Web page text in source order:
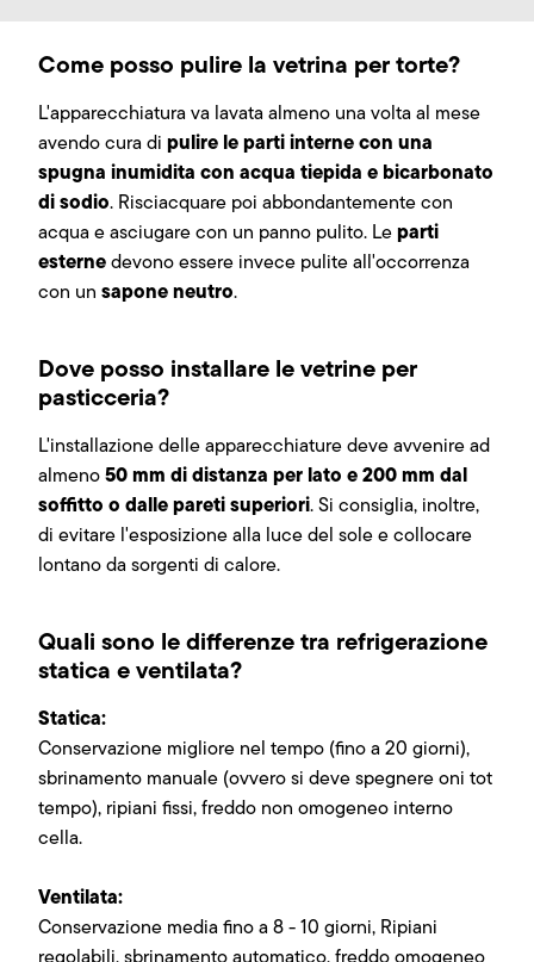
Come posso pulire la vetrina per torte?
L'apparecchiatura va lavata almeno una volta al mese
avendo cura di pulire le parti interne con una
spugna inumidita con acqua tiepida e bicarbonato
di sodio. Risciacquare poi abbondantemente con
acqua e asciugare con un panno pulito. Leparti
esternedevono essere invece pulite all'occorrenza
con un sapone neutro.
Dove posso installare le vetrine per
pasticceria?
L'installazione delle apparecchiature deve avvenire ad
almeno50 mm di distanza per lato e 200 mm dal
soffitto o dalle pareti superiori. Si consiglia, inoltre,
di evitare l'esposizione alla luce del sole e collocare
lontano da sorgenti di calore.
Quali sono le differenze tra refrigerazione
statica e ventilata?
Statica:
Conservazione migliore nel tempo (fino a 20 giorni),
sbrinamento manuale (ovvero si deve spegnere oni tot
tempo), ripiani fissi, freddo non omogeneo interno
cella.
Ventilata:
Conservazione media fino a 8 - 10 giorni, Ripiani
regolabili, sbrinamento automatico, freddo omogeneo